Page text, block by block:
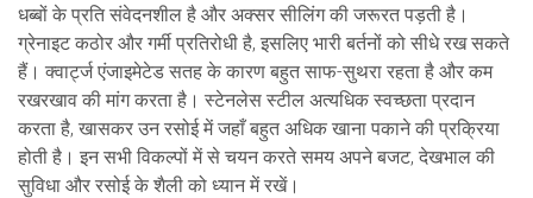
धब्बों के प्रति संवेदनशील है और अक्सर सीलिंग की जरूरत पड़ती है।
ग्रेनाइट कठोर और गर्मी प्रतिरोधी है, इसलिए भारी बर्तनों को सीधे रख सकते
हैं। क्वार्ट्ज एंजाइमेटेड सतह के कारण बहुत साफ-सुथरा रहता है और कम
रखरखाव की मांग करता है। स्टेनलेस स्टील अत्यधिक स्वच्छता प्रदान
करता है, खासकर उन रसोई में जहाँ बहुत अधिक खाना पकाने की प्रक्रिया
होती है। इन सभी विकल्पों में से चयन करते समय अपने बजट, देखभाल की
सुविधा और रसोई के शैली को ध्यान में रखें।